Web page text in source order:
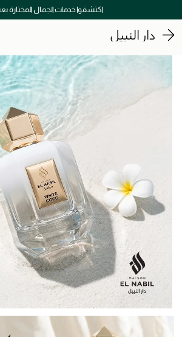
توصيل سريع على جميع الطلبات ما فوق 299 درهم
دار النبيل